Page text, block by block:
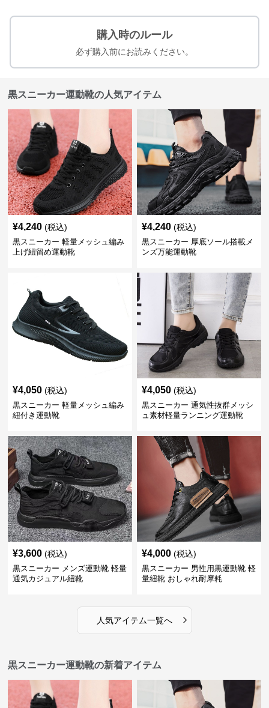
購入時のルール
必ず購入前にお読みください。
黒スニーカー運動靴の人気アイテム
¥4,240 (税込)
黒スニーカー 軽量メッシュ編み
上げ紐留め運動靴
¥4,240 (税込)
黒スニーカー 厚底ソール搭載メ
ンズ万能運動靴
¥4,050 (税込)
黒スニーカー 軽量メッシュ編み
紐付き運動靴
¥4,050 (税込)
黒スニーカー 通気性抜群メッシ
ュ素材軽量ランニング運動靴
¥3,600 (税込)
黒スニーカー メンズ運動靴 軽量
通気カジュアル紐靴
¥4,000 (税込)
黒スニーカー 男性用黒運動靴 軽
量紐靴 おしゃれ耐摩耗
人気アイテム一覧へ ›
黒スニーカー運動靴の新着アイテム